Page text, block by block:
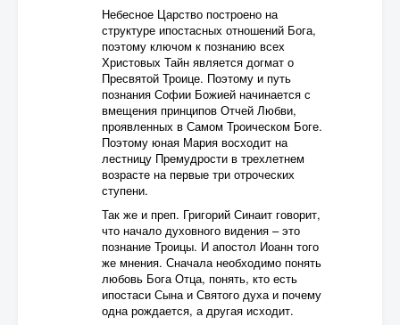
Небесное Царство построено на
структуре ипостасных отношений Бога,
поэтому ключом к познанию всех
Христовых Тайн является догмат о
Пресвятой Троице. Поэтому и путь
познания Софии Божией начинается с
вмещения принципов Отчей Любви,
проявленных в Самом Троическом Боге.
Поэтому юная Мария восходит на
лестницу Премудрости в трехлетнем
возрасте на первые три отроческих
ступени.
Так же и преп. Григорий Синаит говорит,
что начало духовного видения – это
познание Троицы. И апостол Иоанн того
же мнения. Сначала необходимо понять
любовь Бога Отца, понять, кто есть
ипостаси Сына и Святого духа и почему
одна рождается, а другая исходит.